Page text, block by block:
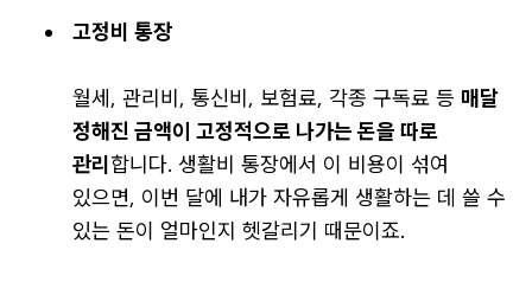
고정비 통장
월세, 관리비, 통신비, 보험료, 각종 구독료 등 매달
정해진 금액이 고정적으로 나가는 돈을 따로
관리합니다. 생활비 통장에서 이 비용이 섞여
있으면, 이번 달에 내가 자유롭게 생활하는 데 쓸 수
있는 돈이 얼마인지 헷갈리기 때문이죠.